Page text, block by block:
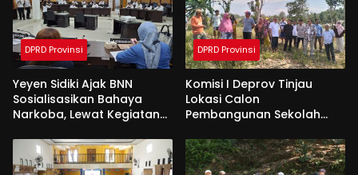
DPRD Provinsi
Yeyen Sidiki Ajak BNN
Sosialisasikan Bahaya
Narkoba, Lewat Kegiatan
DPRD Provinsi
Komisi I Deprov Tinjau
Lokasi Calon
Pembangunan Sekolah